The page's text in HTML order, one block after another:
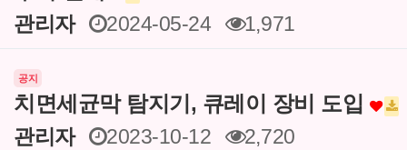
관리자
2024-05-24 1,971
공지
치면세균막 탐지기, 큐레이 장비 도입
관리자
2023-10-12 2,720